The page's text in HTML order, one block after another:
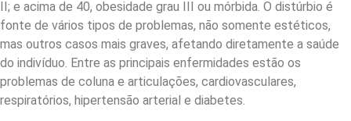
II; e acima de 40, obesidade grau III ou mórbida. O distúrbio é
fonte de vários tipos de problemas, não somente estéticos,
mas outros casos mais graves, afetando diretamente a saúde
do indivíduo. Entre as principais enfermidades estão os
problemas de coluna e articulações, cardiovasculares,
respiratórios, hipertensão arterial e diabetes.